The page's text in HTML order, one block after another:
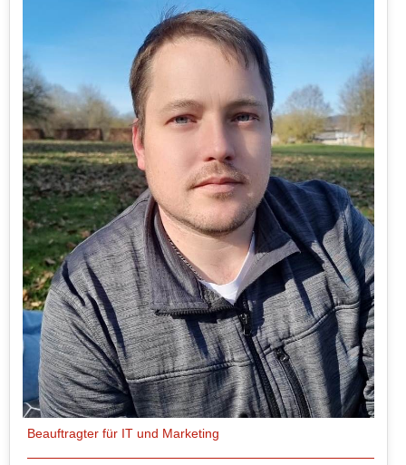
Beauftragter für IT und Marketing